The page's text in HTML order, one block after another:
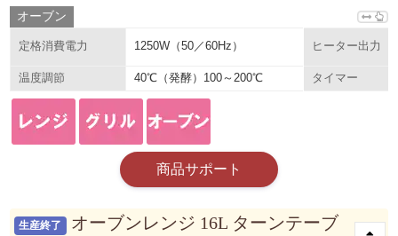
オーブン
定格消費電力 1250W（50／60Hz） ヒーター出力
温度調節 40℃（発酵）100～200℃ タイマー
商品サポート
生産終了
オーブンレンジ 16L ターンテーブ